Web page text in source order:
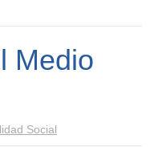
Medio
Social